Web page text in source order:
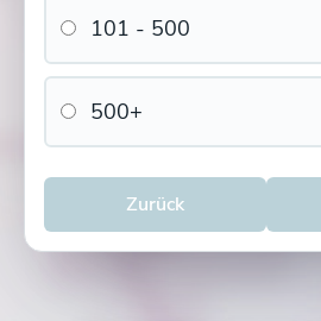
101 - 500
500+
Zurück